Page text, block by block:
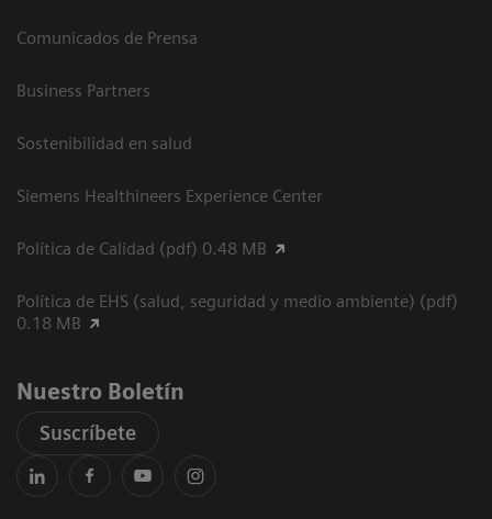
Comunicados de Prensa
Business Partners
Sostenibilidad en salud
Siemens Healthineers Experience Center
Política de Calidad (pdf) 0.48 MB
Política de EHS (salud, seguridad y medio ambiente) (pdf)
0.18 MB
Nuestro Boletín
Suscríbete